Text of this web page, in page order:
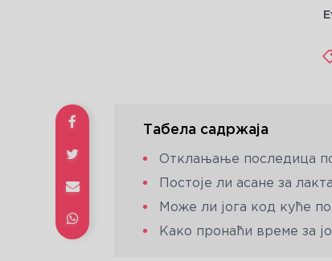
Табела садржаја
Отклањање последица
Постоје ли асане за
Може ли јога код куће
Како пронаћи време за